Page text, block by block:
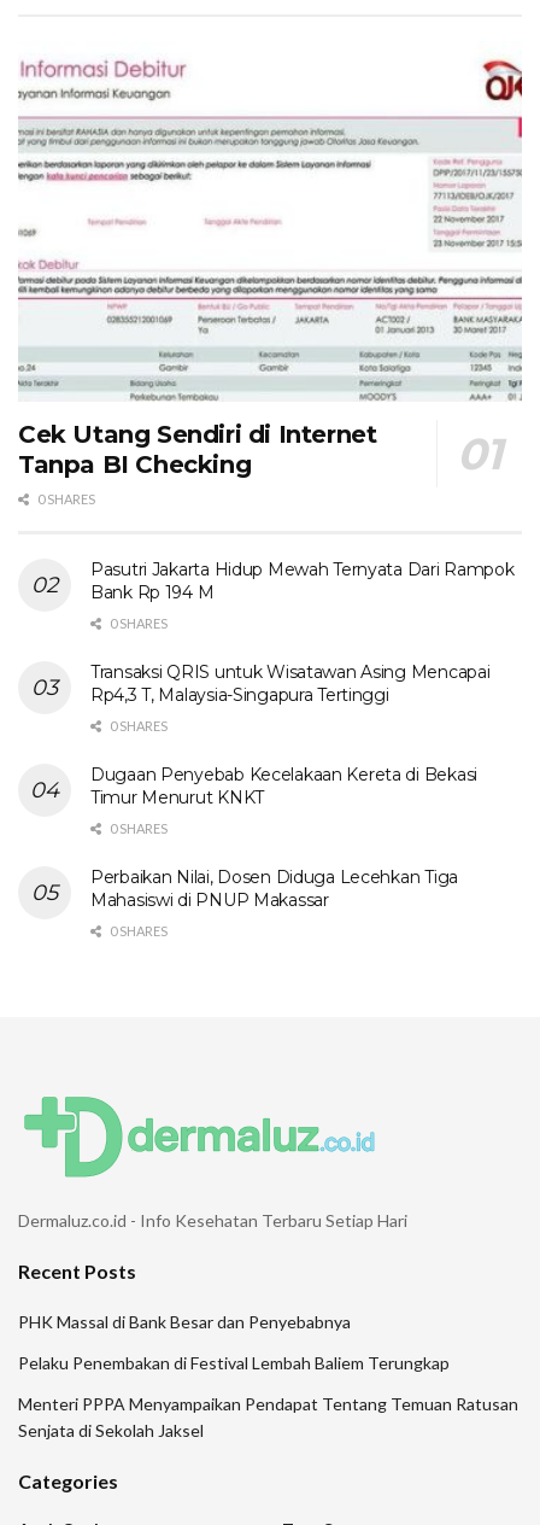
Cek Utang Sendiri di Internet
Tanpa BI Checking
0 SHARES
Pasutri Jakarta Hidup Mewah Ternyata Dari Rampok
Bank Rp 194 M
0 SHARES
Transaksi QRIS untuk Wisatawan Asing Mencapai
Rp4,3 T, Malaysia-Singapura Tertinggi
0 SHARES
Dugaan Penyebab Kecelakaan Kereta di Bekasi
Timur Menurut KNKT
0 SHARES
Perbaikan Nilai, Dosen Diduga Lecehkan Tiga
Mahasiswi di PNUP Makassar
0 SHARES
Dermaluz.co.id - Info Kesehatan Terbaru Setiap Hari
Recent Posts
PHK Massal di Bank Besar dan Penyebabnya
Pelaku Penembakan di Festival Lembah Baliem Terungkap
Menteri PPPA Menyampaikan Pendapat Tentang Temuan Ratusan
Senjata di Sekolah Jaksel
Categories